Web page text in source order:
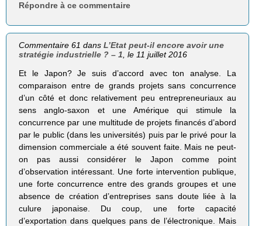
Répondre à ce commentaire
Commentaire 61 dansL’Etat peut-il encore avoir une
stratégie industrielle ? – 1 , le 11 juillet 2016
Et le Japon? Je suis d’accord avec ton analyse. La
comparaison entre de grands projets sans concurrence
d’un côté et donc relativement peu entrepreneuriaux au
sens anglo-saxon et une Amérique qui stimule la
concurrence par une multitude de projets financés d’abord
par le public (dans les universités) puis par le privé pour la
dimension commerciale a été souvent faite. Mais ne peut-
on pas aussi considérer le Japon comme point
d’observation intéressant. Une forte intervention publique,
une forte concurrence entre des grands groupes et une
absence de création d’entreprises sans doute liée à la
culure japonaise. Du coup, une forte capacité
d’exportation dans quelques pans de l’électronique. Mais